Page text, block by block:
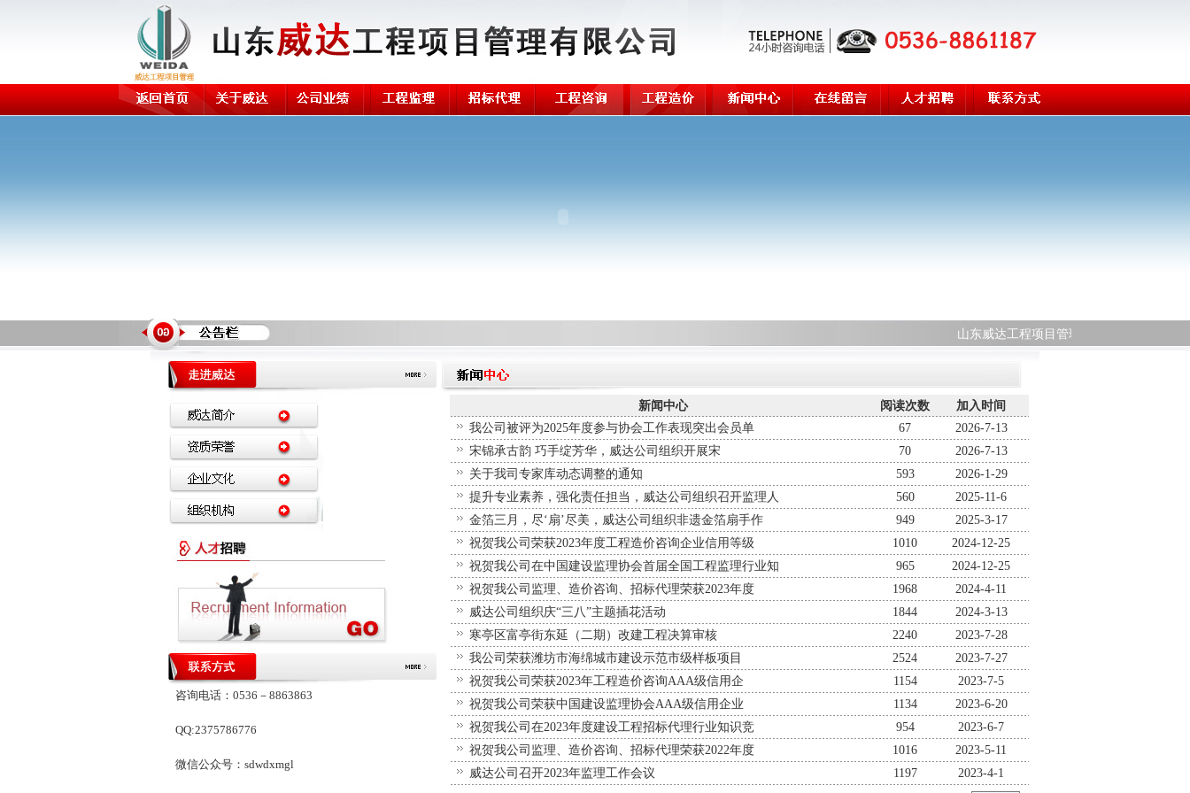
山东威达工程项目管理有限公司欢迎您！
咨询电话：0536－8863863
QQ:2375786776
微信公众号：sdwdxmgl
新闻中心 阅读次数
加入时间
我公司被评为2025年度参与协会工作表现突出会员单
67
2026-7-13
宋锦承古韵 巧手绽芳华，威达公司组织开展宋
70
2026-7-13
关于我司专家库动态调整的通知
593
2026-1-29
提升专业素养，强化责任担当，威达公司组织召开监理人
560
2025-11-6
金箔三月，尽‘扇’尽美，威达公司组织非遗金箔扇手作
949
2025-3-17
祝贺我公司荣获2023年度工程造价咨询企业信用等级
1010
2024-12-25
祝贺我公司在中国建设监理协会首届全国工程监理行业知
965
2024-12-25
祝贺我公司监理、造价咨询、招标代理荣获2023年度
1968
2024-4-11
威达公司组织庆“三八”主题插花活动
1844
2024-3-13
寒亭区富亭街东延（二期）改建工程决算审核
2240
2023-7-28
我公司荣获潍坊市海绵城市建设示范市级样板项目
2524
2023-7-27
祝贺我公司荣获2023年工程造价咨询AAA级信用企
1154
2023-7-5
祝贺我公司荣获中国建设监理协会AAA级信用企业
1134
2023-6-20
祝贺我公司在2023年度建设工程招标代理行业知识竞
954
2023-6-7
祝贺我公司监理、造价咨询、招标代理荣获2022年度
1016
2023-5-11
威达公司召开2023年监理工作会议
1197 2023-4-1